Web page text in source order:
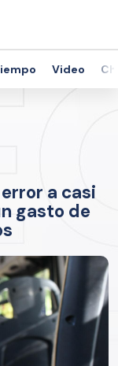
Video
a casi
gasto de